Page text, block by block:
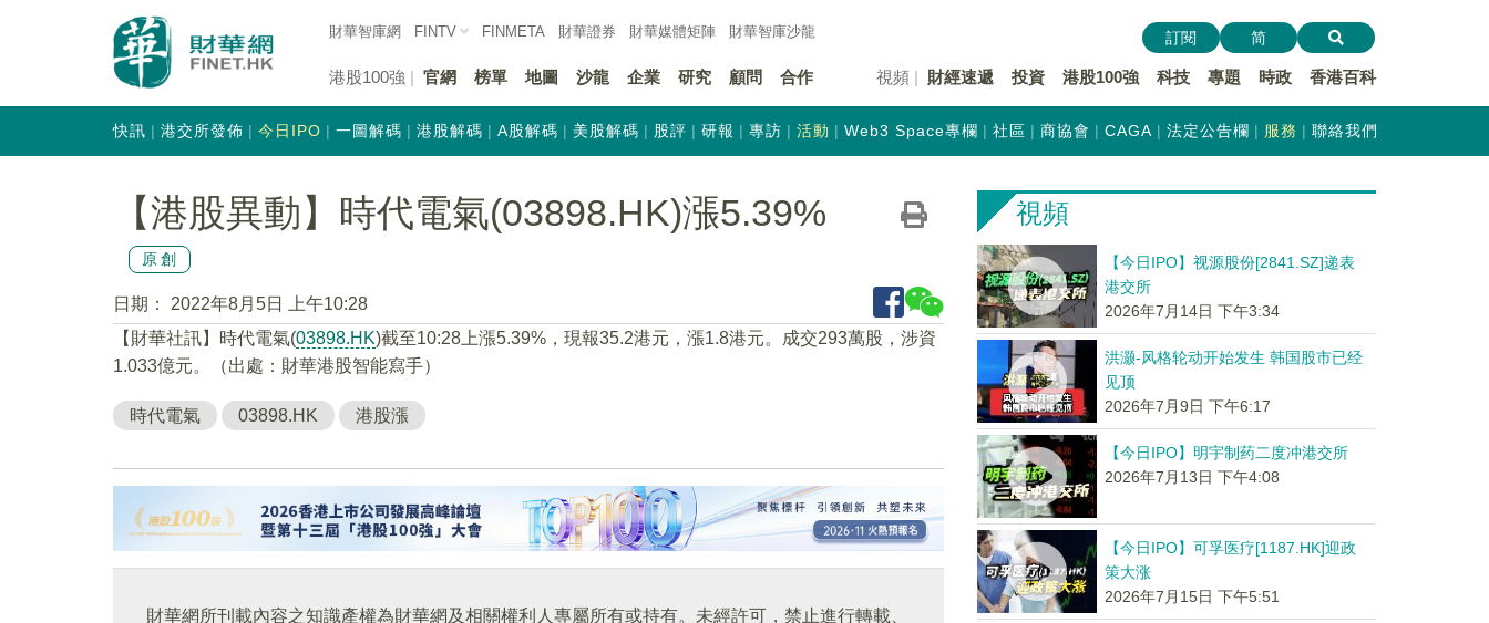
財華智庫網 FINTV FINMETA 財華證券 財華媒體矩陣 財華智庫沙龍
港股100強 官網 榜單 地圖 沙龍 企業 研究 顧問 合作 視頻 財經速遞 投資 港股100強 科技 專題 時政 香港百科
訂閱 简
快訊 港交所發佈 今日IPO 一圖解碼 港股解碼 A股解碼 美股解碼 股評 研報 專訪 活動 Web3 Space專欄 社區 商協會 CAGA 法定公告欄 服務 聯絡我們
【港股異動】時代電氣(03898.HK)漲5.39%
原創
日期：
2022年8月5日 上午10:28
【財華社訊】時代電氣(03898.HK)截至10:28上漲5.39%，現報35.2港元，漲1.8港元。成交293萬股，涉資
1.033億元。（出處：財華港股智能寫手）
時代電氣 03898.HK 港股漲
財華網所刊載內容之知識產權為財華網及相關權利人專屬所有或持有。未經許可，禁止進行轉載、
視頻
【今日IPO】视源股份[2841.SZ]递表
港交所
2026年7月14日 下午3:34
洪灏-风格轮动开始发生 韩国股市已经
见顶
2026年7月9日 下午6:17
【今日IPO】明宇制药二度冲港交所
2026年7月13日 下午4:08
【今日IPO】可孚医疗[1187.HK]迎政
策大涨
2026年7月15日 下午5:51